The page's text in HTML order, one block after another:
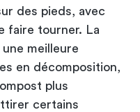
des pieds, avec
faire tourner. La
meilleure
en décomposition,
plus
certains